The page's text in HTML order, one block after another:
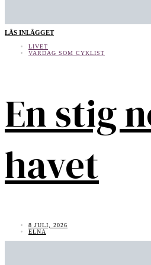
LÄS INLÄGGET
LIVET
VARDAG SOM CYKLIST
En stig
havet
8 JULI, 2026
ELNA